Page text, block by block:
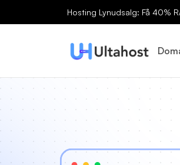
Hosting Lynudsalg: Få 40%